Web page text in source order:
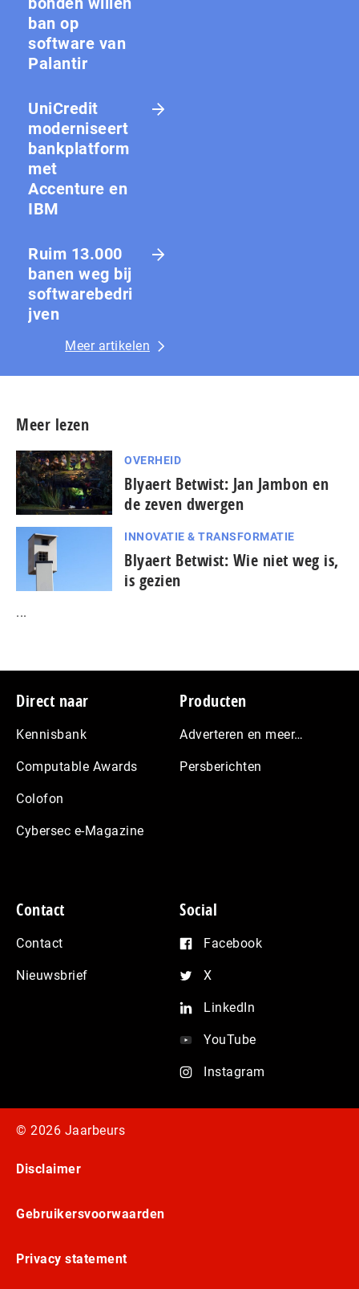
ban op
software van
Palantir
UniCredit
moderniseert
bankplatform
met
Accenture en
IBM
Ruim 13.000
banen weg bij
softwarebedri
jven
Meer artikelen
Meer lezen
OVERHEID
Blyaert Betwist: Jan Jambon en
de zeven dwergen
INNOVATIE & TRANSFORMATIE
Blyaert Betwist: Wie niet weg is,
is gezien
...
Footer
Direct naar
Kennisbank
Computable Awards
Colofon
Cybersec e-Magazine
Producten
Adverteren en meer…
Persberichten
Contact
Contact
Nieuwsbrief
Social
Facebook
X
LinkedIn
YouTube
Instagram
© 2026 Jaarbeurs
Disclaimer
Gebruikersvoorwaarden
Privacy statement